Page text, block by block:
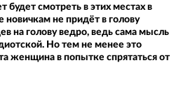
будет смотреть в этих местах в
не придёт в голову
на голову ведро, ведь сама мысль
Но тем не менее это
женщина в попытке спрятаться от